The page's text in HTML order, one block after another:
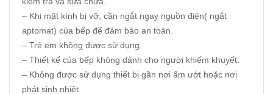
– Khi mặt kính bị vỡ, cần ngắt ngay nguồn điện( ngắt
aptomat) của bếp để đảm bảo an toàn.
– Trẻ em không được sử dụng.
– Thiết kế của bếp không dành cho người khiếm khuyết.
– Không được sử dụng thiết bị gần nơi ẩm ướt hoặc nơi
phát sinh nhiệt.